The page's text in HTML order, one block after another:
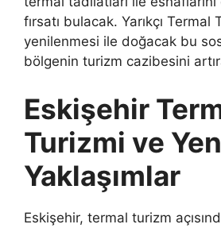
fırsatı bulacak. Yarıkçı Termal
yenilenmesi ile doğacak bu
bölgenin turizm cazibesini
Eskişehir
Turizmi ve
Yaklaşımlar
Eskişehir, termal turizm